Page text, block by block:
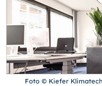
Foto © Kiefer